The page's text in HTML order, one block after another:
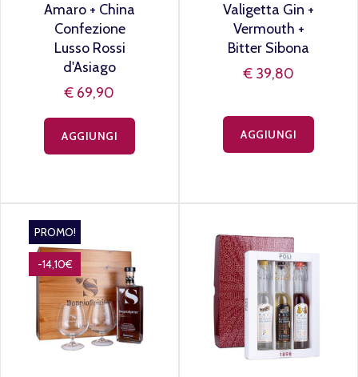
Amaro + China
Confezione
Lusso Rossi
d'Asiago
€ 69,90
AGGIUNGI
Valigetta Gin +
Vermouth +
Bitter Sibona
€ 39,80
AGGIUNGI
PROMO!
-14,10€